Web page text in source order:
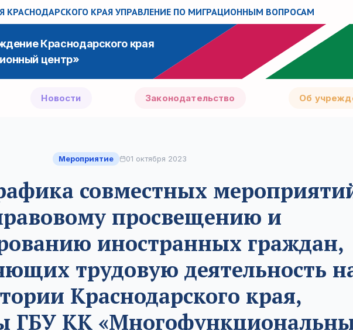
КРАСНОДАРСКОГО КРАЯ УПРАВЛЕНИЕ ПО МИГРАЦИОННЫМ ВОПРОСАМ
Краснодарского края
центр»
Новости Законодательство Об
Мероприятие 01 октября 2023
совместных
просвещению и
иностранных граждан,
трудовую деятельность
Краснодарского края,
ГБУ КК